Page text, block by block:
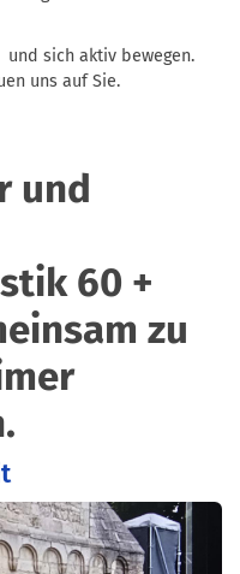
sich aktiv bewegen.
uns auf Sie.
und
60 +
zu